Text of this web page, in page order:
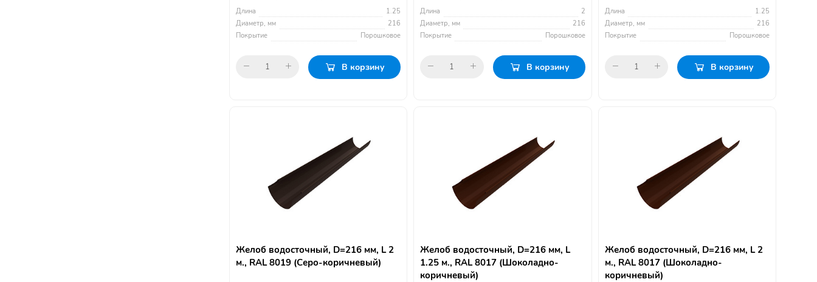
Длина
1.25
Диаметр, мм
216
Покрытие
Порошковое
В корзину
Длина
2
Диаметр, мм
216
Покрытие
Порошковое
В корзину
Длина
1.25
Диаметр, мм
216
Покрытие
Порошковое
В корзину
Желоб водосточный, D=216 мм, L 2
м., RAL 8019 (Серо-коричневый)
Желоб водосточный, D=216 мм, L
1.25 м., RAL 8017 (Шоколадно-
коричневый)
Желоб водосточный, D=216 мм, L 2
м., RAL 8017 (Шоколадно-
коричневый)